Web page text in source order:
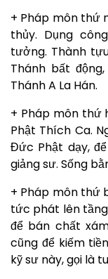
+ Pháp môn thứ
thủy. Dụng
tưởng. Thành
Thánh bất
Thánh A La Hán.
+ Pháp môn thứ
Phật Thích Ca.
Đức Phật dạy,
giảng sư. Sống
+ Pháp môn thứ
tức phát lên
để bán chất
cũng để kiếm
kỹ sư này, gọi là